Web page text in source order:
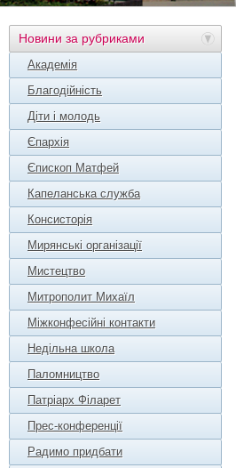
Новини за рубриками
Академія
Благодійність
Діти і молодь
Єпархія
Єпископ Матфей
Капеланська служба
Консисторія
Мирянські організації
Мистецтво
Митрополит Михаїл
Міжконфесійні контакти
Недільна школа
Паломництво
Патріарх Філарет
Прес-конференції
Радимо придбати